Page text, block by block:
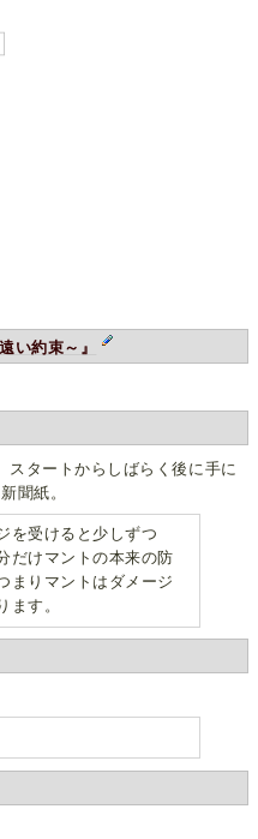
い約束～』
スタートからしばらく後に手に
聞紙。
を受けると少しずつ
だけマントの本来の防
まりマントはダメージ
ます。